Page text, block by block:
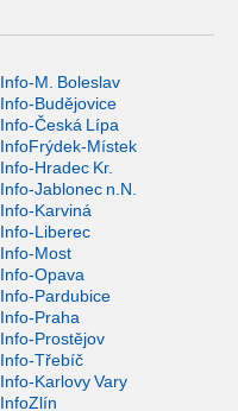
Info-M. Boleslav
Info-Budějovice
Info-Česká Lípa
InfoFrýdek-Místek
Info-Hradec Kr.
Info-Jablonec n.N.
Info-Karviná
Info-Liberec
Info-Most
Info-Opava
Info-Pardubice
Info-Praha
Info-Prostějov
Info-Třebíč
Info-Karlovy Vary
InfoZlín